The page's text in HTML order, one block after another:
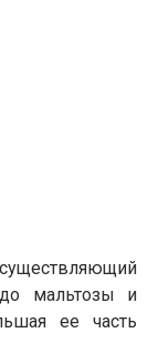
мальтозы и
ее часть